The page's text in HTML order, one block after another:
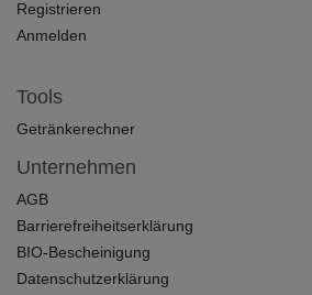
Registrieren
Anmelden
Tools
Getränkerechner
Unternehmen
AGB
Barrierefreiheitserklärung
BIO-Bescheinigung
Datenschutzerklärung